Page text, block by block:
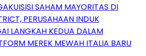
SAHAM MAYORITAS DI
PERUSAHAAN INDUK
LANGKAH KEDUA DALAM
MEREK MEWAH ITALIA BARU